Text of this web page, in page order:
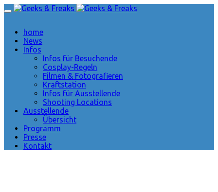
home
News
Infos
Infos für Besuchende
Cosplay-Regeln
Filmen & Fotografieren
Kraftstation
Infos für Ausstellende
Shooting Locations
Ausstellende
Übersicht
Programm
Presse
Kontakt